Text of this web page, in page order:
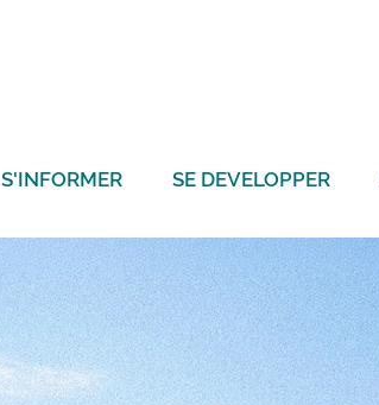
S'INFORMER SE DEVELOPPER